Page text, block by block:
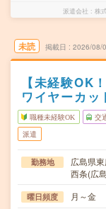
派遣会社 株
未読 掲載日 2026/08/
【未経験OK
ワイヤーカッ
職種未経験OK 交
派遣
勤務地
広島県
西条(広
曜日頻度 月～金